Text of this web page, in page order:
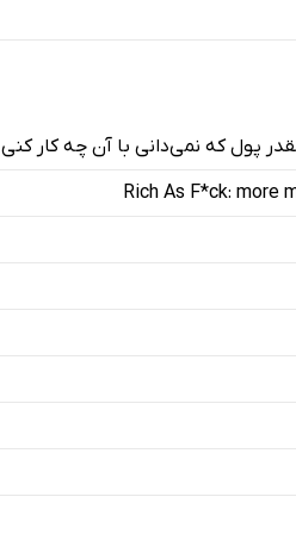
پول که نمی‌دانی با آن چه کار کنی
Rich As F*ck: more